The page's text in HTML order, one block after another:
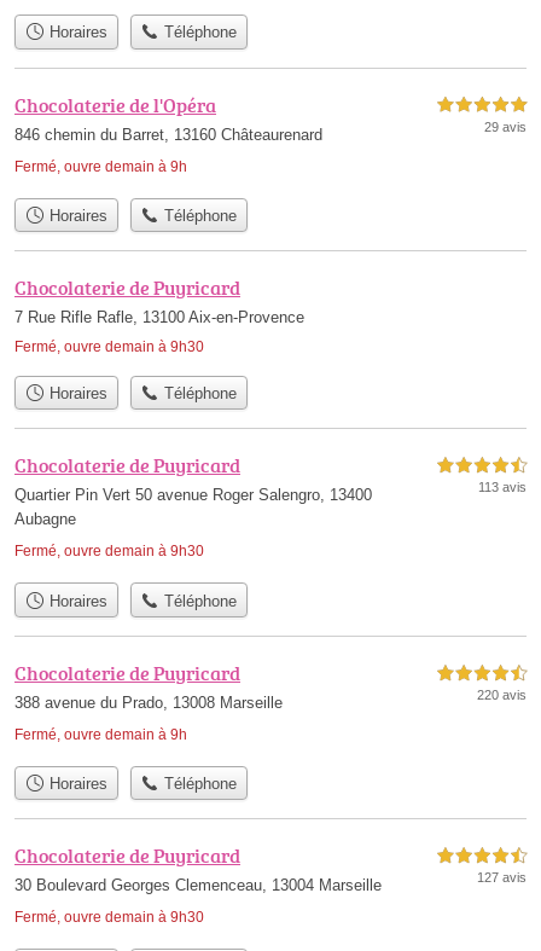
Horaires Téléphone
Chocolaterie de l'Opéra
846 chemin du Barret, 13160 Châteaurenard
Fermé, ouvre demain à 9h
5,0 étoiles sur 5
29 avis
Horaires Téléphone
Chocolaterie de Puyricard
7 Rue Rifle Rafle, 13100 Aix-en-Provence
Fermé, ouvre demain à 9h30
Horaires Téléphone
Chocolaterie de Puyricard
Quartier Pin Vert 50 avenue Roger Salengro, 13400
Aubagne
Fermé, ouvre demain à 9h30
4,5 étoiles sur 5
113 avis
Horaires Téléphone
Chocolaterie de Puyricard
388 avenue du Prado, 13008 Marseille
Fermé, ouvre demain à 9h
4,5 étoiles sur 5
220 avis
Horaires Téléphone
Chocolaterie de Puyricard
30 Boulevard Georges Clemenceau, 13004 Marseille
Fermé, ouvre demain à 9h30
4,5 étoiles sur 5
127 avis